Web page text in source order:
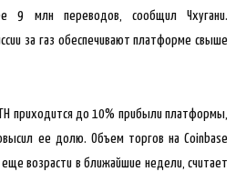
9 млн переводов, сообщил Чхугани.
за газ обеспечивают платформе свыше
приходится до 10% прибыли платформы,
ее долю. Объем торгов на Coinbase
возрасти в ближайшие недели, считает